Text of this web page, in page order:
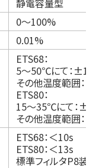
静電容量型
0～100%
0.01%
ETS68：
5～50℃にて：
その他温度範囲：
ETS80：
15～35℃にて：
その他温度範囲：
ETS68：＜10s
ETS80：＜13s
標準フィルタP8装